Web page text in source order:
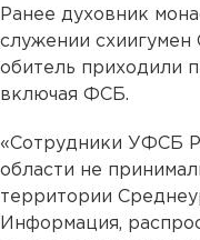
Ранее духовник
служении схиигумен
обитель приходили
включая ФСБ.
«Сотрудники УФСБ
области не
территории
Информация,